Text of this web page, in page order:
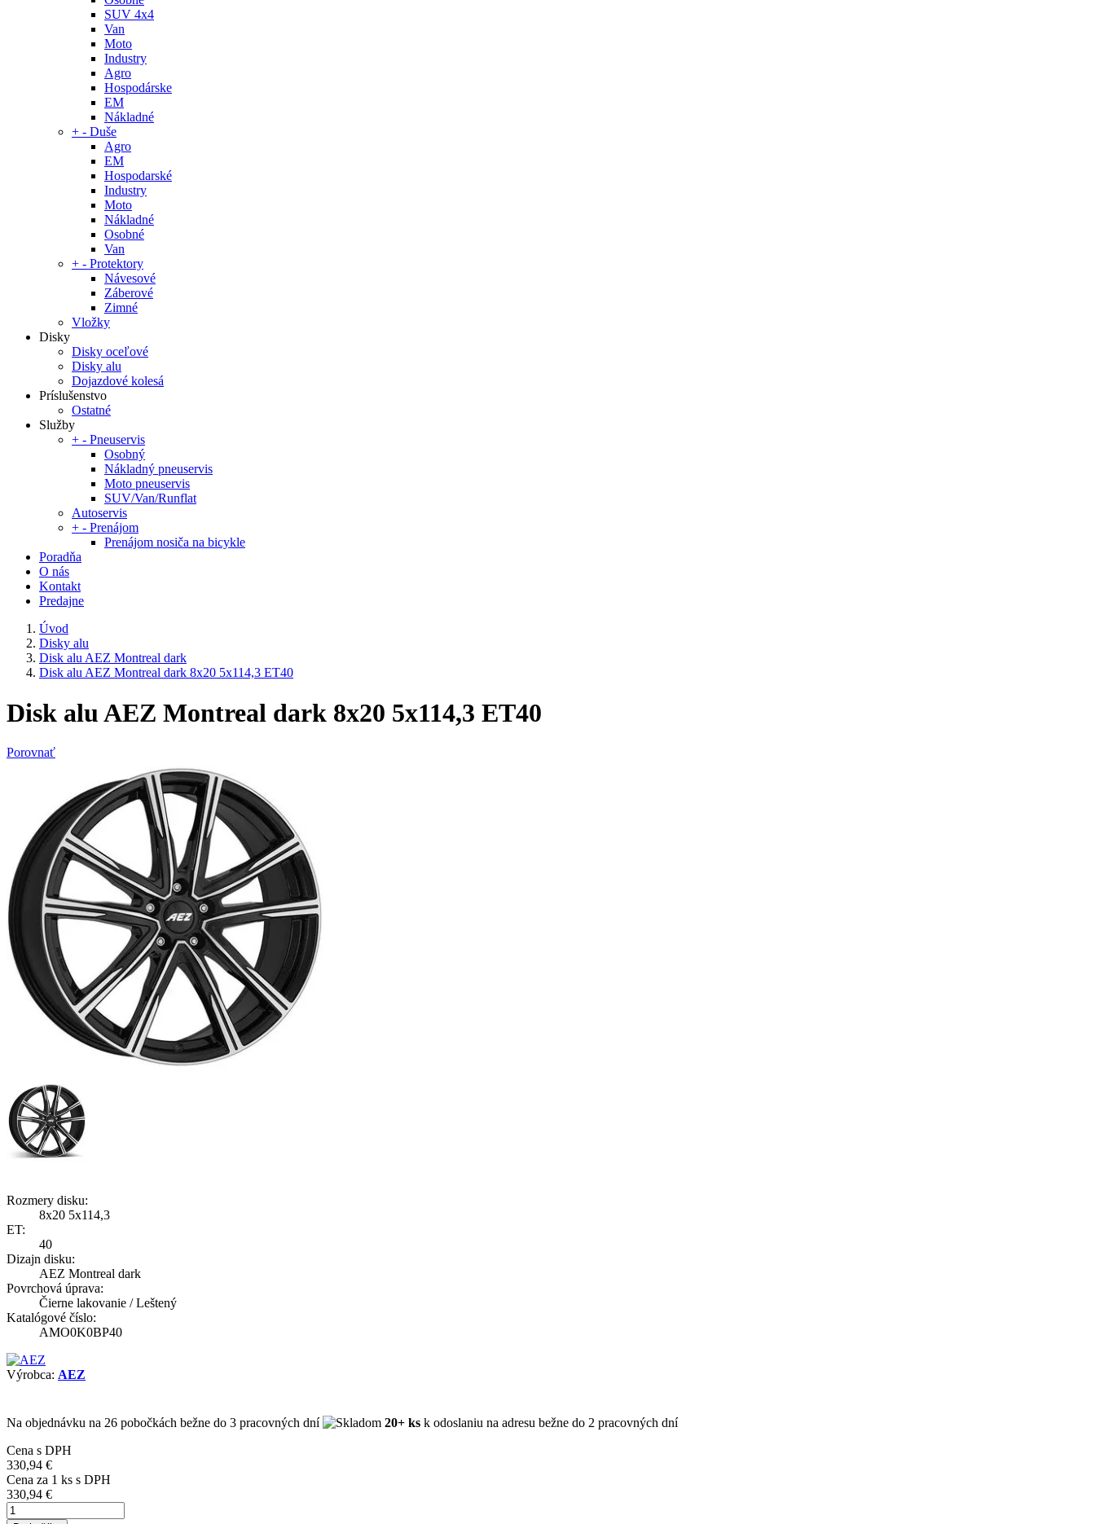
SUV 4x4
Van
Moto
Industry
Agro
Hospodárske
EM
Nákladné
+ - Duše
Agro
EM
Hospodarské
Industry
Moto
Nákladné
Osobné
Van
+ - Protektory
Návesové
Záberové
Zimné
Vložky
Disky
Disky oceľové
Disky alu
Dojazdové kolesá
Príslušenstvo
Ostatné
Služby
+ - Pneuservis
Osobný
Nákladný pneuservis
Moto pneuservis
SUV/Van/Runflat
Autoservis
+ - Prenájom
Prenájom nosiča na bicykle
Poradňa
O nás
Kontakt
Predajne
Úvod
Disky alu
Disk alu AEZ Montreal dark
Disk alu AEZ Montreal dark 8x20 5x114,3 ET40
Disk alu AEZ Montreal dark 8x20 5x114,3 ET40
Porovnať
Rozmery disku:
8x20 5x114,3
ET:
40
Dizajn disku:
AEZ Montreal dark
Povrchová úprava:
Čierne lakovanie / Leštený
Katalógové číslo:
AMO0K0BP40
Výrobca: AEZ
Na objednávku na 26 pobočkách bežne do 3 pracovných dní 20+ ks k odoslaniu na adresu bežne do 2 pracovných dní
Cena s DPH
330,94 €
Cena za 1 ks s DPH
330,94 €